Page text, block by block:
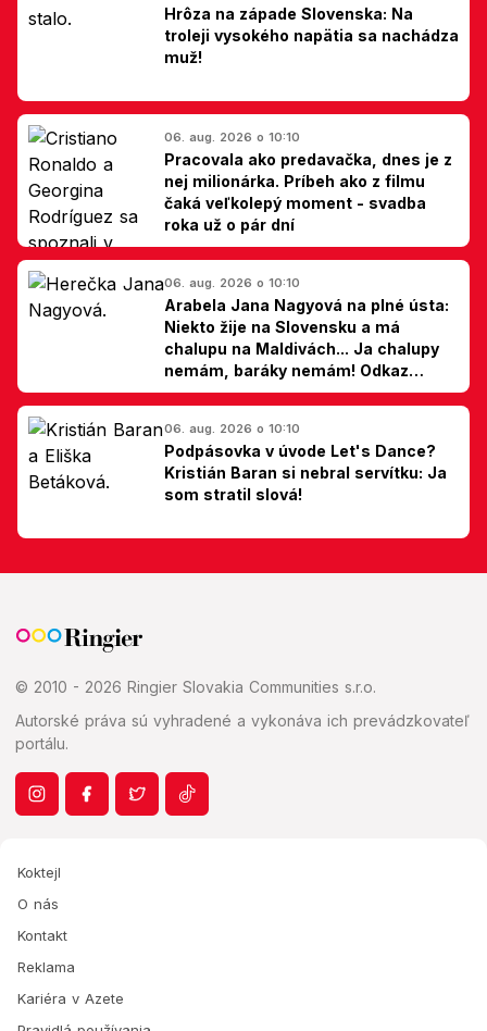
Hrôza na západe Slovenska: Na
troleji vysokého napätia sa nachádza
muž!
06. aug. 2026 o 10:10
Pracovala ako predavačka, dnes je z
nej milionárka. Príbeh ako z filmu
čaká veľkolepý moment - svadba
roka už o pár dní
06. aug. 2026 o 10:10
Arabela Jana Nagyová na plné ústa:
Niekto žije na Slovensku a má
chalupu na Maldivách... Ja chalupy
nemám, baráky nemám! Odkaz
Slovákom
06. aug. 2026 o 10:10
Podpásovka v úvode Let's Dance?
Kristián Baran si nebral servítku: Ja
som stratil slová!
© 2010 - 2026 Ringier Slovakia Communities s.r.o.
Autorské práva sú vyhradené a vykonáva ich prevádzkovateľ
portálu.
Koktejl
O nás
Kontakt
Reklama
Kariéra v Azete